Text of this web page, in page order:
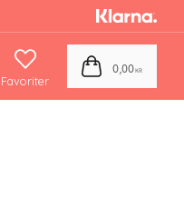
FavoriterKundvagn
0,00KR